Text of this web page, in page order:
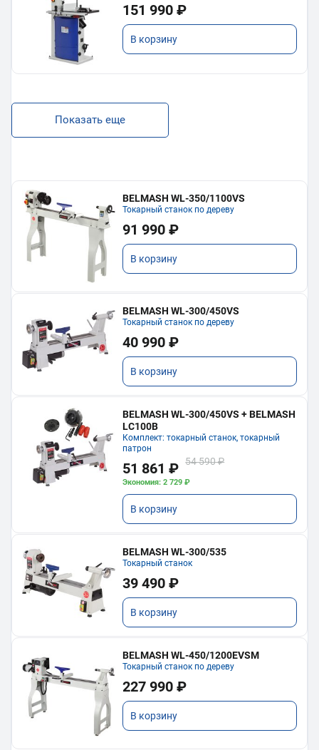
151 990 ₽
В корзину
Показать еще
BELMASH WL-350/1100VS
Токарный станок по дереву
91 990 ₽
В корзину
BELMASH WL-300/450VS
Токарный станок по дереву
40 990 ₽
В корзину
BELMASH WL-300/450VS + BELMASH
LC100B
Комплект: токарный станок, токарный
патрон
51 861 ₽ 54 590 ₽
Экономия: 2 729 ₽
В корзину
BELMASH WL-300/535
Токарный станок
39 490 ₽
В корзину
BELMASH WL-450/1200EVSM
Токарный станок по дереву
227 990 ₽
В корзину